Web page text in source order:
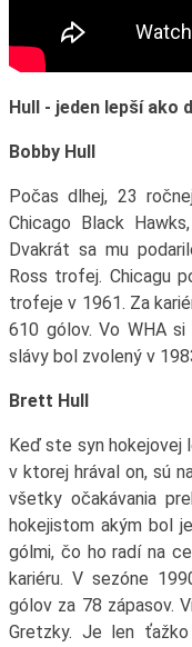
Hull - jeden lepší ako
Bobby Hull
Počas dlhej, 23
Chicago Black
Dvakrát sa mu
Ross trofej. Chicagu
trofeje v 1961. Za
610 gólov. Vo WHA
slávy bol zvolený v
Brett Hull
Keď ste syn hokejovej
v ktorej hrával on, sú
všetky očakávania
hokejistom akým bol
gólmi, čo ho radí na
kariéru. V sezóne
gólov za 78 zápasov.
Gretzky. Je len